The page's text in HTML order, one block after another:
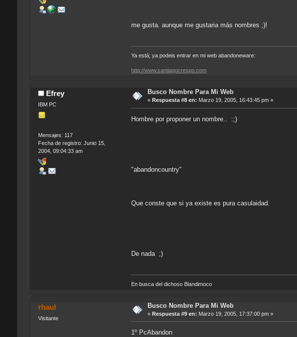
me gusta. aunque me gustaria más nombres ;)!
Ya está; ya podeis entrar en mi web abandoneware:
http://www.santiagocrespo.com
Efrey
IBM PC
Mensajes: 117
Fecha de registro: Junio 15,
2004, 09:04:33 am
Busco Nombre Para Mi Web
« Respuesta #8 en: Marzo 19, 2005, 16:43:45 pm »
Hombre por proponer un nombre.. :;)
"abandoncountry"
Que conste que si ya existe es pura casulaidad.
De nada ;)
En busca del dichoso Blandimoco
rhaul
Visitante
Busco Nombre Para Mi Web
« Respuesta #9 en: Marzo 19, 2005, 17:37:00 pm »
1º PcAbandon